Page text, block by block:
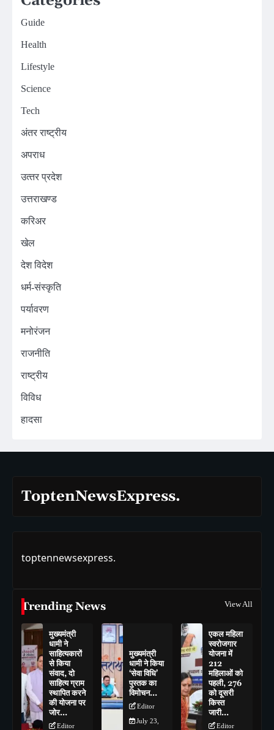
Guide
Health
Lifestyle
Science
Tech
अंतर राष्ट्रीय
अपराध
उत्‍तर प्रदेश
उत्तराखण्ड
करिअर
खेल
देश विदेश
धर्म-संस्कृति
पर्यावरण
मनोरंजन
राजनीति
राष्ट्रीय
विविध
हादसा
ToptenNewsExpress.
toptennewsexpress.
Trending News View All
मुख्यमंत्री
धामी ने
साहित्यकारों
से किया
संवाद, दो
साहित्य ग्राम
स्थापित करने
की योजना पर
जोर…
Editor
मुख्यमंत्री
धामी ने किया
‘सेवा विधि’
पुस्तक का
विमोचन…
Editor
July 23,
एकल महिला
स्वरोजगार
योजना में
212
महिलाओं को
पहली, 276
को दूसरी
किस्त
जारी…
Editor